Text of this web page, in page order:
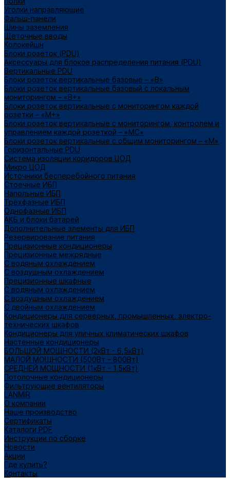
Уголки направляющие
Фальш-панели
Шины заземления
Щеточные вводы
Колокейшн
Блоки розеток (PDU)
Аксессуары для блоков распределения питания (PDU)
Вертикальные PDU
Блоки розеток вертикальные базовые – «В»
Блоки розеток вертикальные базовый с локальным
мониторингом – «В+»
Блоки розеток вертикальные с мониторингом каждой
розетки – «М+»
Блоки розеток вертикальные с мониторингом, контролем и
управлением каждой розеткой – «МС»
Блоки розеток вертикальные с общим мониторингом – «М»
Горизонтальные PDU
Система изоляции коридоров ЦОД
Микро ЦОД
Источники бесперебойного питания
Стоечные ИБП
Напольные ИБП
Трёхфазные ИБП
Однофазные ИБП
АКБ и блоки батарей
Дополнительные элементы для ИБП
Резервирование питания
Прецизионные кондиционеры
Прецизионные межрядные
С водяным охлаждением
С воздушным охлаждением
Прецизионные шкафные
С водяным охлаждением
С воздушным охлаждением
С двойным охлаждением
Кондиционеры для серверных, промышленных, электро-
технических шкафов
Кондиционеры для уличных климатических шкафов
Настенные кондиционеры
БОЛЬШОЙ МОЩНОСТИ (2кВт - 6,5кВт)
МАЛОЙ МОЩНОСТИ (500Вт – 800Вт)
СРЕДНЕЙ МОЩНОСТИ (1кВт - 1,5кВт)
Потолочные кондиционеры
Фильтрующие вентиляторы
LANMIR
О компании
Наше производство
Сертификаты
Каталоги PDF
Инструкции по сборке
Новости
Акции
Где купить?
Контакты